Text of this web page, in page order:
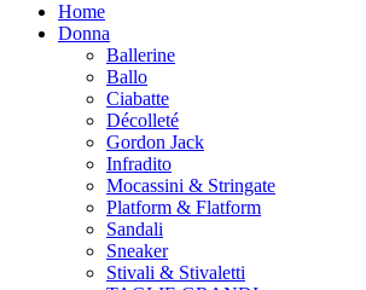
Home
Donna
Ballerine
Ballo
Ciabatte
Décolleté
Gordon Jack
Infradito
Mocassini & Stringate
Platform & Flatform
Sandali
Sneaker
Stivali & Stivaletti